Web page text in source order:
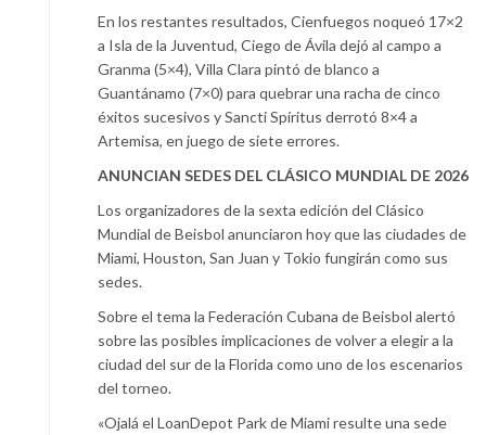
En los restantes resultados, Cienfuegos noqueó 17×2
a Isla de la Juventud, Ciego de Ávila dejó al campo a
Granma (5×4), Villa Clara pintó de blanco a
Guantánamo (7×0) para quebrar una racha de cinco
éxitos sucesivos y Sancti Spíritus derrotó 8×4 a
Artemisa, en juego de siete errores.
ANUNCIAN SEDES DEL CLÁSICO MUNDIAL DE 2026
Los organizadores de la sexta edición del Clásico
Mundial de Beisbol anunciaron hoy que las ciudades de
Miami, Houston, San Juan y Tokio fungirán como sus
sedes.
Sobre el tema la Federación Cubana de Beisbol alertó
sobre las posibles implicaciones de volver a elegir a la
ciudad del sur de la Florida como uno de los escenarios
del torneo.
«Ojalá el LoanDepot Park de Miami resulte una sede